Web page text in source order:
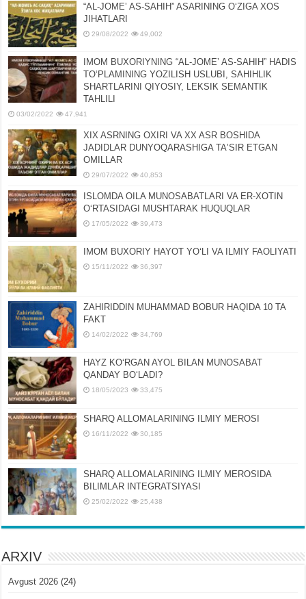
“AL-JOMEʼ AS-SAHIH” ASARINING OʻZIGA XOS
JIHATLARI
29/08/2022 49,002
IMOM BUXORIYNING “AL-JOMEʼ AS-SAHIH” HADIS
TOʻPLAMINING YOZILISH USLUBI, SAHIHLIK
SHARTLARINI QIYOSIY, LЕKSIK SЕMANTIK
TAHLILI
03/02/2022 47,941
XIX ASRNING OXIRI VA XX ASR BOSHIDA
JADIDLAR DUNYOQARASHIGA TAʼSIR ETGAN
OMILLAR
29/07/2022 40,853
ISLOMDA OILA MUNOSABATLARI VA ER-XOTIN
OʻRTASIDAGI MUSHTARAK HUQUQLAR
17/05/2022 39,473
IMOM BUXORIY HAYOT YOʻLI VA ILMIY FAOLIYATI
15/11/2022 36,397
ZAHIRIDDIN MUHAMMAD BOBUR HAQIDA 10 TA
FAKT
14/02/2022 34,769
HAYZ KOʻRGAN AYOL BILAN MUNOSABAT
QANDAY BOʻLADI?
18/05/2023 33,475
SHARQ ALLOMALARINING ILMIY MEROSI
16/11/2022 30,185
SHARQ ALLOMALARINING ILMIY MЕROSIDA
BILIMLAR INTЕGRATSIYASI
25/02/2022 25,438
ARXIV
Avgust 2026 (24)